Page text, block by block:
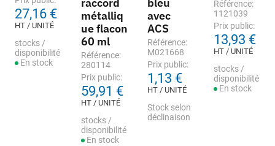
27,16 €
HT / UNITÉ
stocks /
disponibilité
En stock
raccord
métalliq
ue flacon
60 ml
Référence:
280114
Prix public:
59,91 €
HT / UNITÉ
stocks /
disponibilité
En stock
bleu
avec
ACS
Référence:
M021668
Prix public:
1,13 €
HT / UNITÉ
Stock selon
déclinaison
Référence:
1121039
Prix public:
13,93 €
HT / UNITÉ
stocks /
disponibilité
En stock